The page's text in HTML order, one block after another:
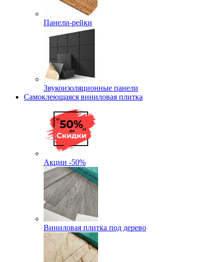
Панели-рейки
Звукоизоляционные панели
Самоклеющаяся виниловая плитка
Акции -50%
Виниловая плитка под дерево